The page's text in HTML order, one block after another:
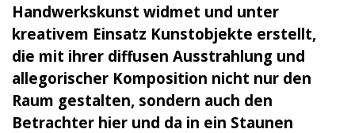
Handwerkskunst widmet und unter
kreativem Einsatz Kunstobjekte erstellt,
die mit ihrer diffusen Ausstrahlung und
allegorischer Komposition nicht nur den
Raum gestalten, sondern auch den
Betrachter hier und da in ein Staunen